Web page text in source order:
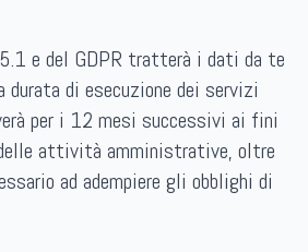
5.1 e del GDPR tratterà i dati da te
di esecuzione dei servizi
per i 12 mesi successivi ai fini
attività amministrative, oltre
ad adempiere gli obblighi di